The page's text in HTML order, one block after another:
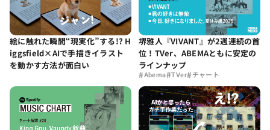
絵に触れた瞬間“現実化”する!? H
iggsfield×AIで手描きイラスト
を動かす方法が面白い
堺雅人『VIVANT』が2週連続の首
位！TVer、ABEMAともに安定の
ラインナップ
#Abema#TVer#チャート